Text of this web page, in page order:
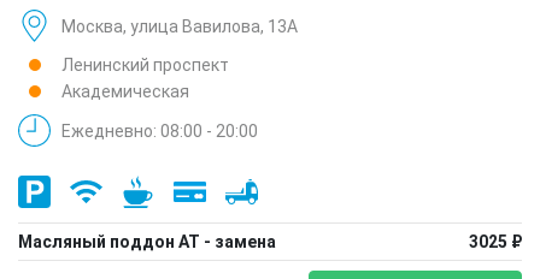
Москва, улица Вавилова, 13А
Ленинский проспект
Академическая
Ежедневно: 08:00 - 20:00
Масляный поддон АТ - замена 3025 ₽